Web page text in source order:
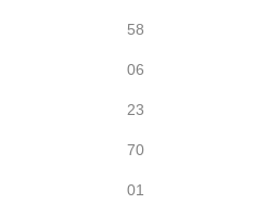
58
06
23
70
01